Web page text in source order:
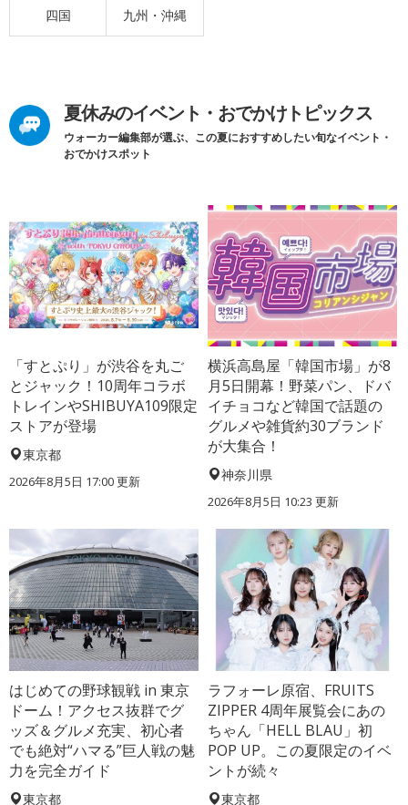
四国 九州・沖縄
夏休みのイベント・おでかけトピックス
ウォーカー編集部が選ぶ、この夏におすすめしたい旬なイベント・
おでかけスポット
「すとぷり」が渋谷を丸ご
とジャック！10周年コラボ
トレインやSHIBUYA109限定
ストアが登場
東京都
2026年8月5日 17:00更新
横浜高島屋「韓国市場」が8
月5日開幕！野菜パン、ドバ
イチョコなど韓国で話題の
グルメや雑貨約30ブランド
が大集合！
神奈川県
2026年8月5日 10:23 更新
はじめての野球観戦 in 東京
ドーム！アクセス抜群でグ
ッズ＆グルメ充実、初心者
でも絶対“ハマる”巨人戦の魅
力を完全ガイド
東京都
ラフォーレ原宿、FRUITS
ZIPPER 4周年展覧会にあの
ちゃん「HELL BLAU」初
POP UP。この夏限定のイベ
ントが続々
東京都